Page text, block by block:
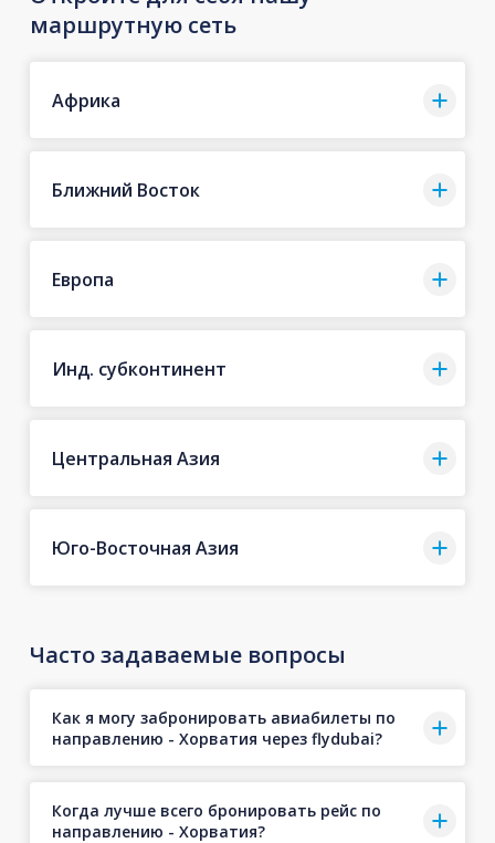
маршрутную сеть
Африка
Ближний Восток
Европа
Инд. субконтинент
Центральная Азия
Юго-Восточная Азия
Часто задаваемые вопросы
Как я могу забронировать авиабилеты по
направлению - Хорватия через flydubai?
Когда лучше всего бронировать рейс по
направлению - Хорватия?